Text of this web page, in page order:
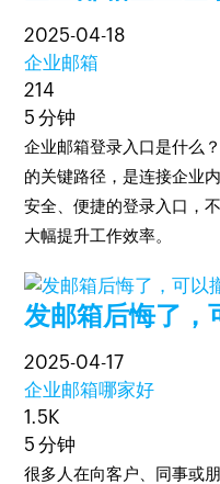
2025-04-18
企业邮箱
214
5 分钟
企业邮箱登录入口是什么
的关键路径，是连接企业
安全、便捷的登录入口，
大幅提升工作效率。
发邮箱后悔了，
2025-04-17
企业邮箱哪家好
1.5K
5 分钟
很多人在向客户、同事或